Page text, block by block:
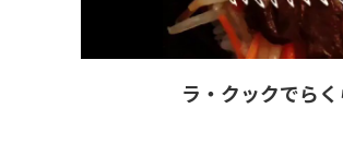
ラ・クックでら